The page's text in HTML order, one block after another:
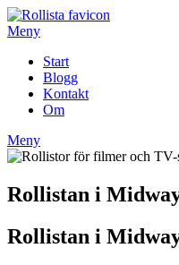
Hoppa
till
Meny
Start
Blogg
Kontakt
Om
Meny
Rollistan i
Rollistan i